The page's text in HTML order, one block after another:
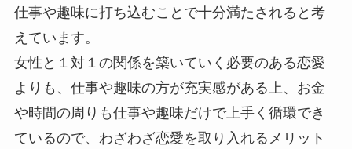
仕事や趣味に打ち込むことで十分満たされると考
えています。
女性と１対１の関係を築いていく必要のある恋愛
よりも、仕事や趣味の方が充実感がある上、お金
や時間の周りも仕事や趣味だけで上手く循環でき
ているので、わざわざ恋愛を取り入れるメリット